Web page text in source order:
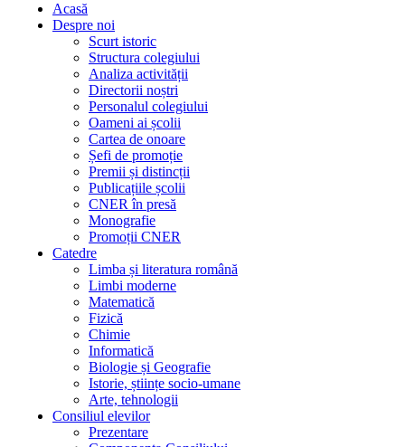
Acasă
Despre noi
Scurt istoric
Structura colegiului
Analiza activității
Directorii noștri
Personalul colegiului
Oameni ai școlii
Cartea de onoare
Șefi de promoție
Premii și distincții
Publicațiile școlii
CNER în presă
Monografie
Promoții CNER
Catedre
Limba și literatura română
Limbi moderne
Matematică
Fizică
Chimie
Informatică
Biologie și Geografie
Istorie, științe socio-umane
Arte, tehnologii
Consiliul elevilor
Prezentare